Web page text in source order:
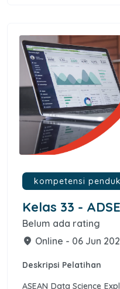
kompetensi
Kelas 33 -
Renanda
Belum ada rating
place Online - 06 Jun
Deskripsi Pelatihan
ASEAN Data Science